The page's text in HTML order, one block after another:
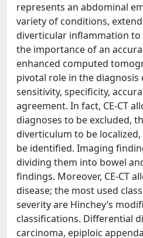
represents an abdominal
variety of conditions,
diverticular inflammation
the importance of an
enhanced computed
pivotal role in the diagnosis
sensitivity, specificity,
agreement. In fact, CE-CT
diagnoses to be excluded,
diverticulum to be
be identified. Imaging
dividing them into bowel
findings. Moreover, CE-CT
disease; the most used
severity are Hinchey’s
classifications. Differential
carcinoma, epiploic